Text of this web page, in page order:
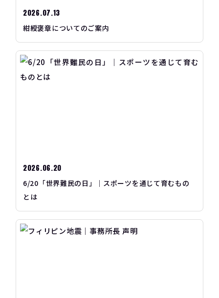
2026.07.13
紺綬褒章についてのご案内
2026.06.20
6/20「世界難民の日」｜スポーツを通じて育むもの
とは